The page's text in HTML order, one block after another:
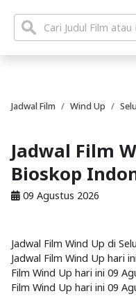
Jadwal Film Wind Up
Jadwal Film
Bioskop
09 Agustus 2026
Jadwal Film Wind Up di
Jadwal Film Wind Up hari
Film Wind Up hari ini 09
Film Wind Up hari ini 09